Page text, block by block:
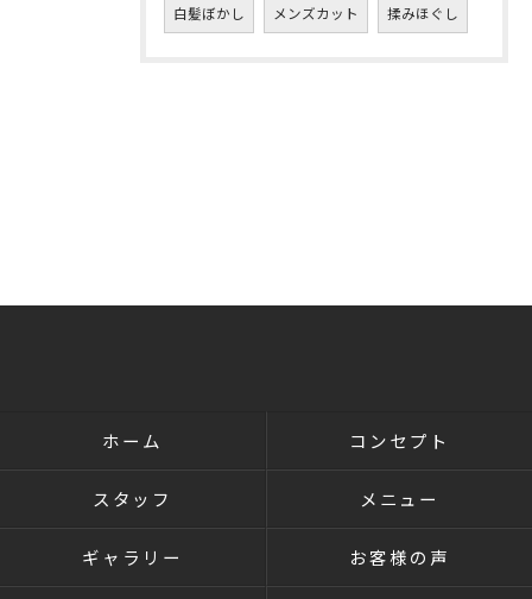
白髪ぼかし メンズカット 揉みほぐし
ホーム コンセプト
スタッフ メニュー
ギャラリー お客様の声